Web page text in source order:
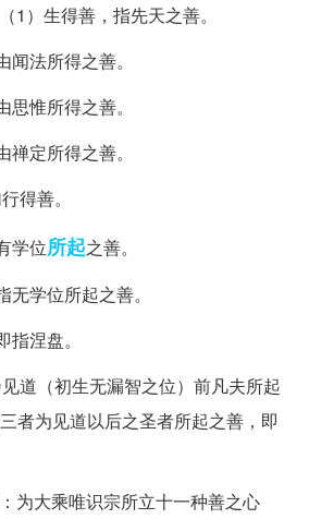
生得善，指先天之善。
法所得之善。
惟所得之善。
定所得之善。
得善。
学位所起之善。
学位所起之善。
涅盘。
道（初生无漏智之位）前凡夫所起
者为见道以后之圣者所起之善，即
大乘唯识宗所立十一种善之心